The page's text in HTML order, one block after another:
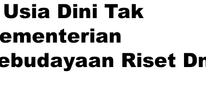
Dini Tak
Riset